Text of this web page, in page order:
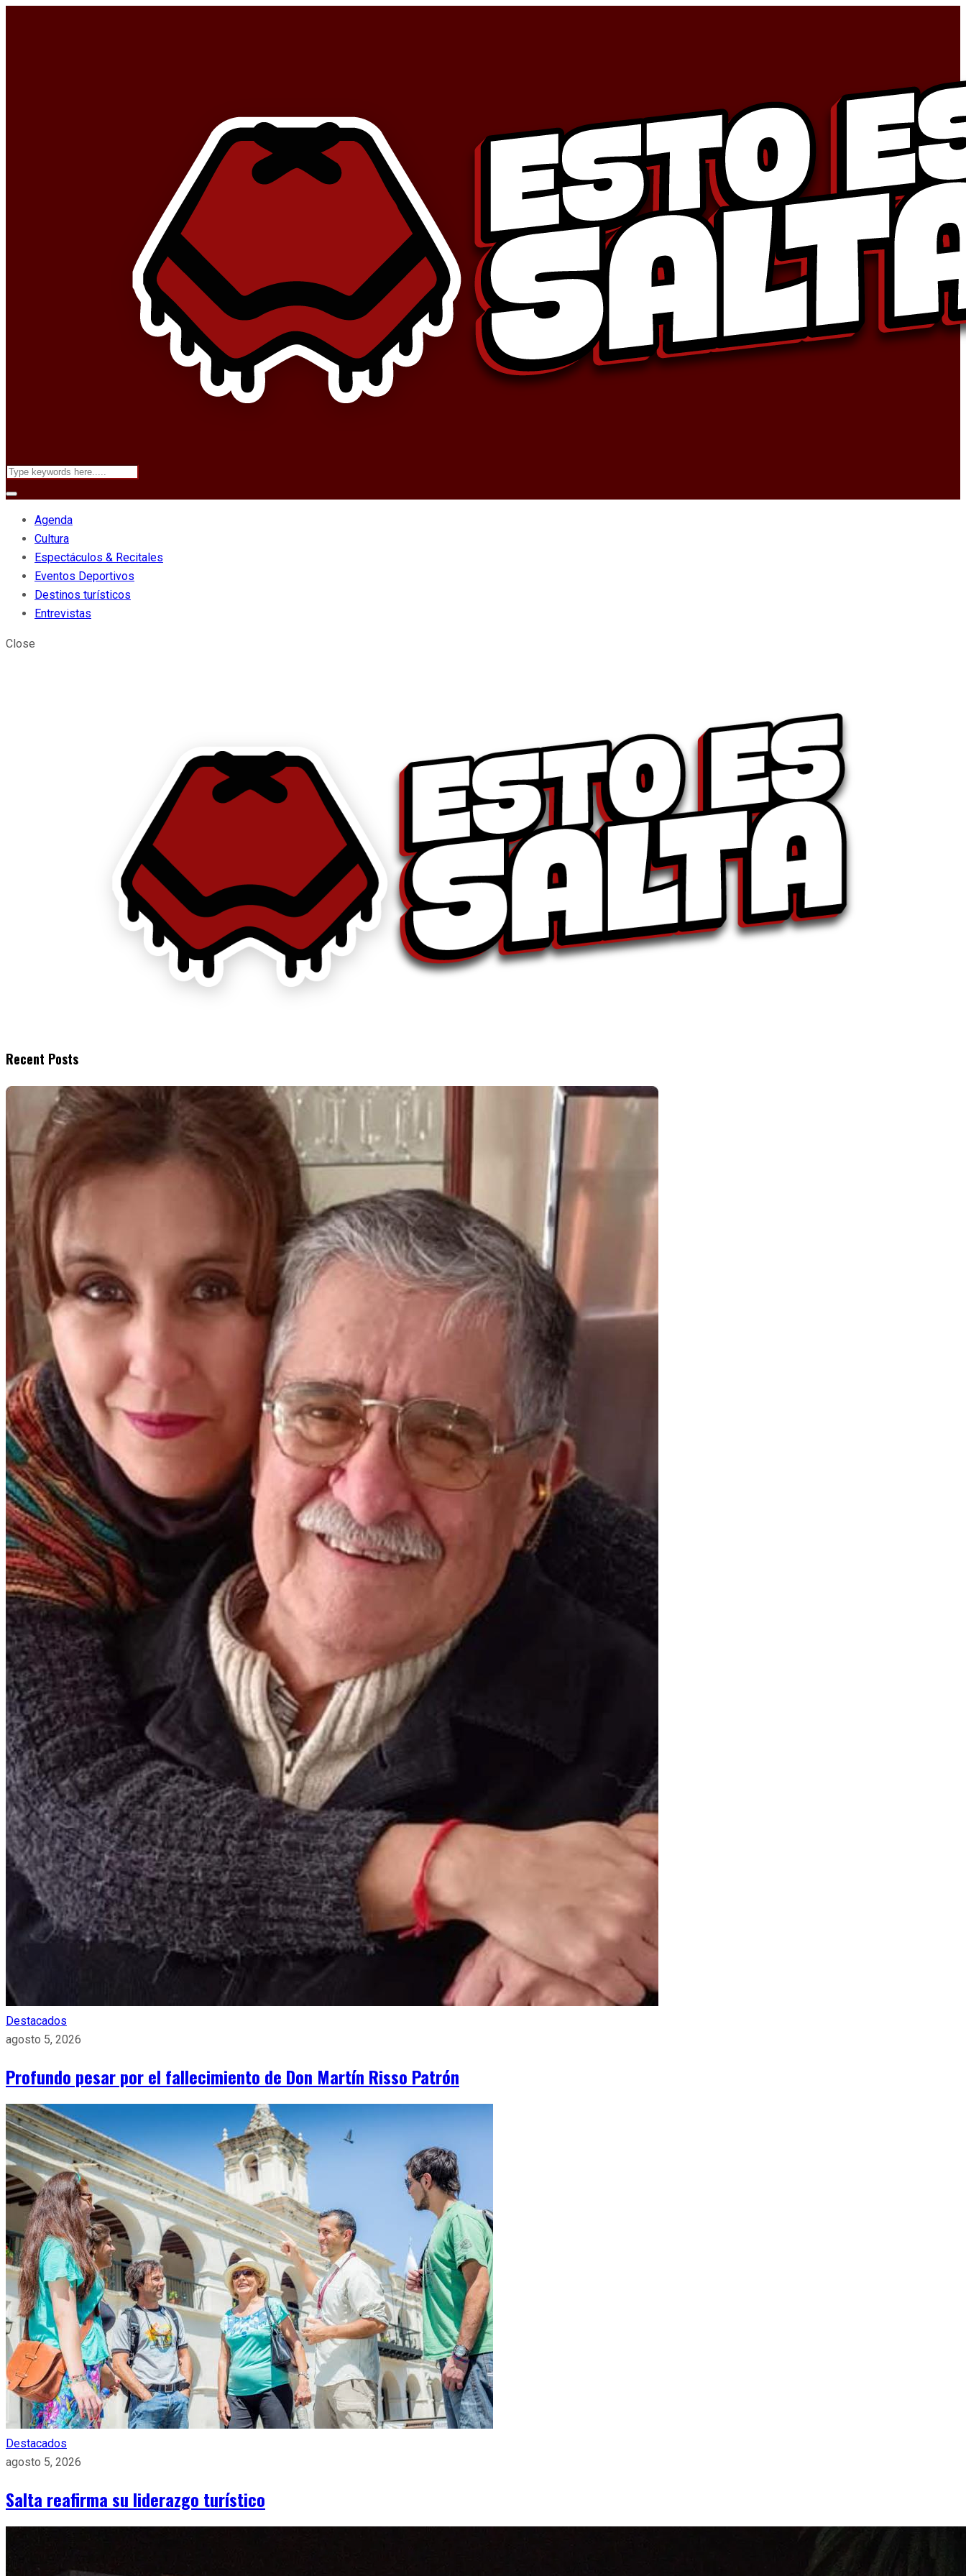
Agenda
Cultura
Espectáculos & Recitales
Eventos Deportivos
Destinos turísticos
Entrevistas
Close
Recent Posts
Destacados
agosto 5, 2026
Profundo pesar por el fallecimiento de Don Martín Risso Patrón
Destacados
agosto 5, 2026
Salta reafirma su liderazgo turístico